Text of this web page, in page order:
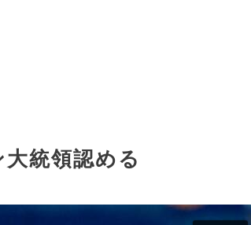
統領認める